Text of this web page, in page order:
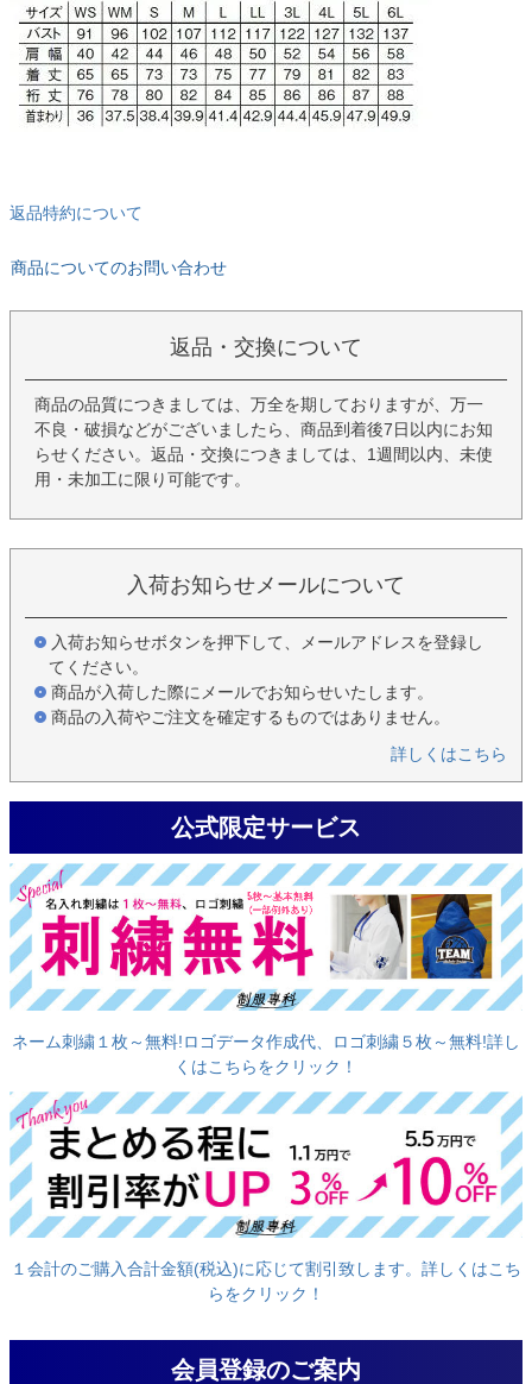
返品特約について
商品についてのお問い合わせ
返品・交換について
商品の品質につきましては、万全を期しておりますが、万一
不良・破損などがございましたら、商品到着後7日以内にお知
らせください。返品・交換につきましては、1週間以内、未使
用・未加工に限り可能です。
入荷お知らせメールについて
入荷お知らせボタンを押下して、メールアドレスを登録し
てください。
商品が入荷した際にメールでお知らせいたします。
商品の入荷やご注文を確定するものではありません。
詳しくはこちら
公式限定サービス
ネーム刺繍１枚～無料!ロゴデータ作成代、ロゴ刺繍５枚～無料!詳し
くはこちらをクリック！
１会計のご購入合計金額(税込)に応じて割引致します。詳しくはこち
らをクリック！
会員登録のご案内